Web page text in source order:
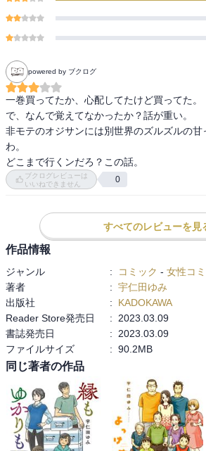
powered by ブクログ
一巻買ってたか、心配してたけど買ってた。
で、なんで覚えてなかったか？話が重い。
非モテのオジサンには別世界のズルズルの
わ。
どこまで行くンだろ？この話。
ブクログレビューは
いいねできません
0
すべてのレビューを見
作品情報
ジャンル : コミック - 女性コ
著者
: 宇仁田ゆみ
出版社
:
KADOKAWA
Reader Store発売日
:
2023.03.09
書誌発売日
:
2023.03.09
ファイルサイズ
: 90.2MB
同じ著者の作品